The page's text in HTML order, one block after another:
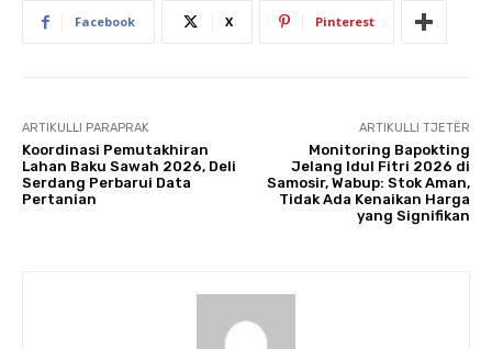
Facebook X Pinterest
ARTIKULLI PARAPRAK
Koordinasi Pemutakhiran
Lahan Baku Sawah 2026, Deli
Serdang Perbarui Data
Pertanian
ARTIKULLI TJETËR
Monitoring Bapokting
Jelang Idul Fitri 2026 di
Samosir, Wabup: Stok Aman,
Tidak Ada Kenaikan Harga
yang Signifikan